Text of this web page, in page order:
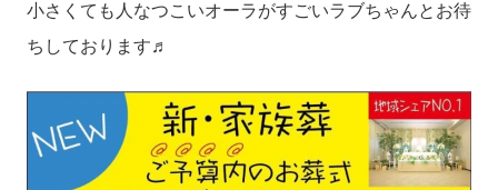
小さくても人なつこいオーラがすごいラブちゃんとお待
ちしております♬